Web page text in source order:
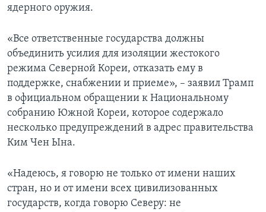
ядерного оружия.
«Все ответственные государства должны
объединить усилия для изоляции жестокого
режима Северной Кореи, отказать ему в
поддержке, снабжении и приеме», – заявил Трамп
в официальном обращении к Национальному
собранию Южной Кореи, которое содержало
несколько предупреждений в адрес правительства
Ким Чен Ына.
«Надеюсь, я говорю не только от имени наших
стран, но и от имени всех цивилизованных
государств, когда говорю Северу: не